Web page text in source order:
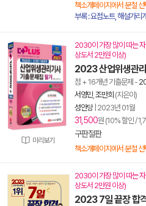
책소개페이지에서 분철 선
부록 : 요점노트, 해설가리
미리보기
2030이 가장 많이 따는
상도서 2만원 이상)
2023 산업위생관
점 + 16개년 기출문제 -
서영민, 조만희 (지은이)
성안당| 2023년 01월
31,500원 (10% 할인 /
구판절판
책소개페이지에서 분철 선
2030이 가장 많이 따는
상도서 2만원 이상)
2023 7일 끝장 합